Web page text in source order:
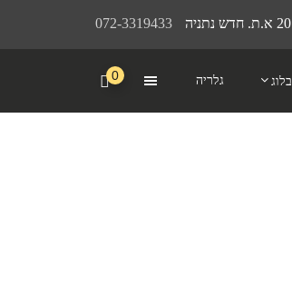
072-3319433
בלוג גלריה 0